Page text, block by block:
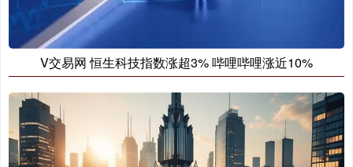
V交易网 恒生科技指数涨超3% 哔哩哔哩涨近10%